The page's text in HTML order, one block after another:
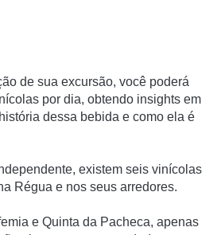
de sua excursão, você poderá
por dia, obtendo insights em
dessa bebida e como ela é
existem seis vinícolas
Régua e nos seus arredores.
e Quinta da Pacheca, apenas